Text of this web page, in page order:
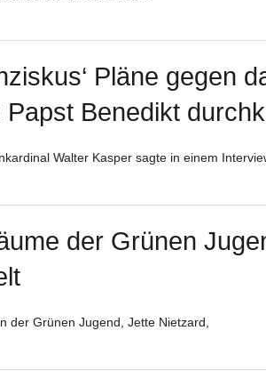
Pläne gegen
Papst Benedikt
Walter Kasper sagte in einem
der Grünen
der Grünen Jugend, Jette Nietzard,